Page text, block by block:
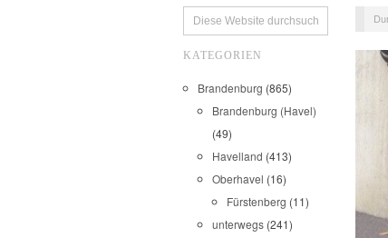
KATEGORIEN
Brandenburg (865)
Brandenburg (Havel)
(49)
Havelland (413)
Oberhavel (16)
Fürstenberg (11)
unterwegs (241)